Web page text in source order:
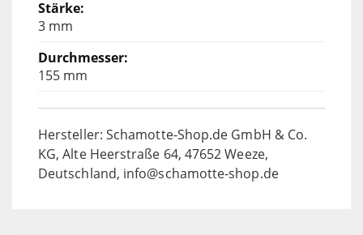
3 mm
155 mm
Hersteller: Schamotte-Shop.de GmbH & Co.
KG, Alte Heerstraße 64, 47652 Weeze,
Deutschland, info@schamotte-shop.de